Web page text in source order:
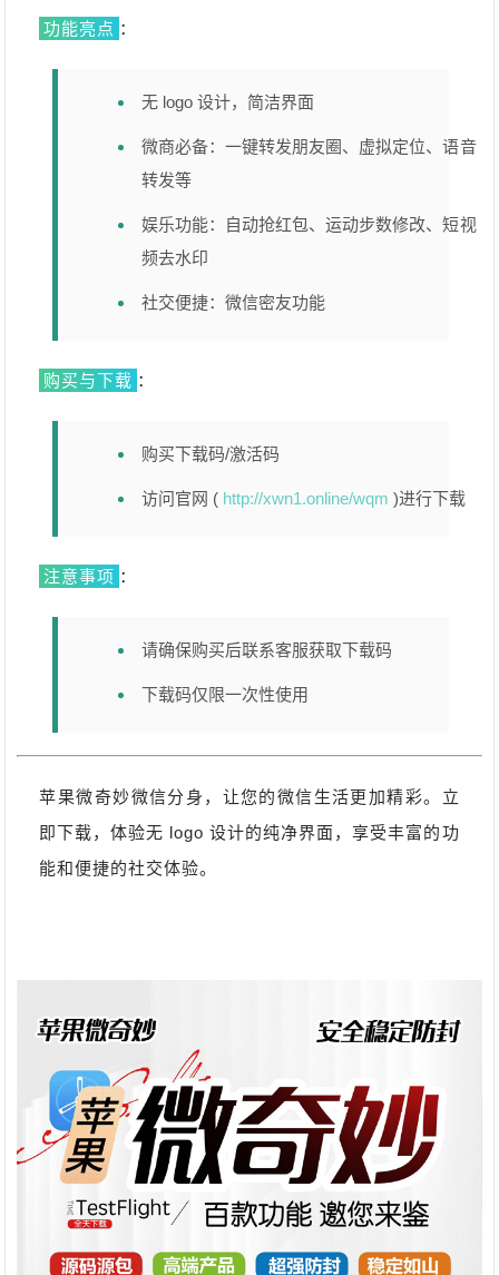
功能亮点 ：
无 logo 设计，简洁界面
微商必备：一键转发朋友圈、虚拟定位、语音
转发等
娱乐功能：自动抢红包、运动步数修改、短视
频去水印
社交便捷：微信密友功能
购买与下载 ：
购买下载码/激活码
访问官网 ( http://xwn1.online/wqm )进行下载
注意事项 ：
请确保购买后联系客服获取下载码
下载码仅限一次性使用
苹果微奇妙微信分身，让您的微信生活更加精彩。立
即下载，体验无 logo 设计的纯净界面，享受丰富的功
能和便捷的社交体验。